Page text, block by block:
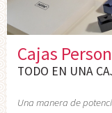
Cajas
TODO EN UNA
Una manera de